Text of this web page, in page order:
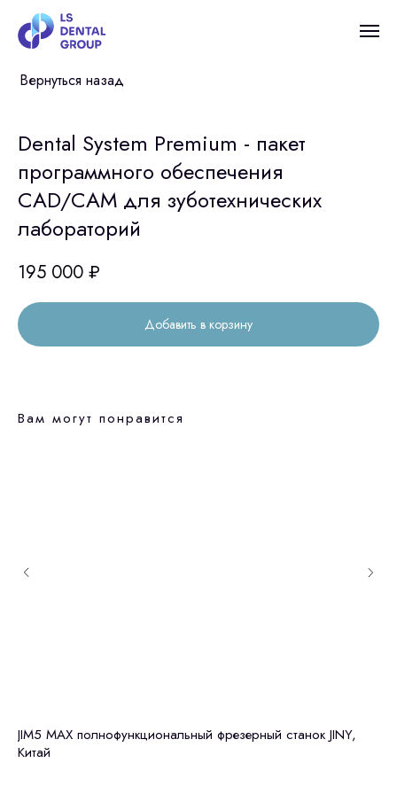
Вернуться назад
Dental System Premium - пакет
программного обеспечения
CAD/CAM для зуботехнических
лабораторий
195 000 ₽
Добавить в корзину
Вам могут понравится
JIM5 MAX полнофункциональный фрезерный станок JINY,
Китай